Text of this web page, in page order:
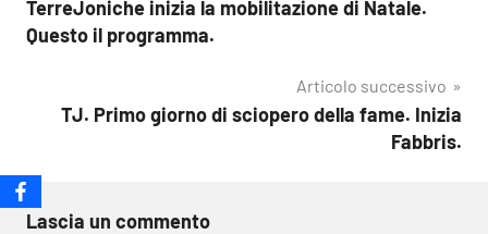
articoli
TerreJoniche inizia la mobilitazione di Natale.
Questo il programma.
Articolo successivo
TJ. Primo giorno di sciopero della fame. Inizia
Fabbris.
Lascia un commento